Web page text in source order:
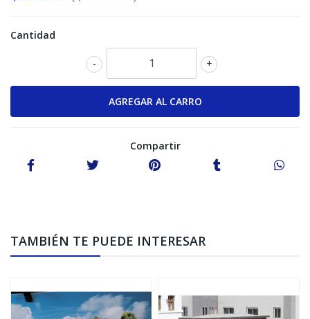
Cantidad
+
-
Compartir
TAMBIÉN TE PUEDE INTERESAR